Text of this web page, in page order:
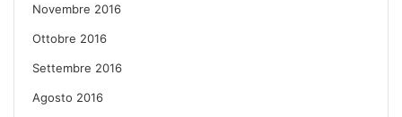
Novembre 2016
Ottobre 2016
Settembre 2016
Agosto 2016